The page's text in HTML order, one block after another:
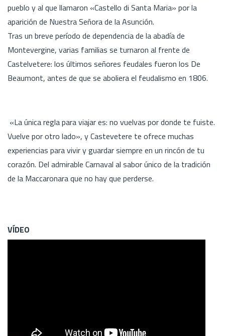
pueblo y al que llamaron «Castello di Santa Maria» por la
aparición de Nuestra Señora de la Asunción.
Tras un breve período de dependencia de la abadía de
Montevergine, varias familias se turnaron al frente de
Castelvetere: los últimos señores feudales fueron los De
Beaumont, antes de que se aboliera el feudalismo en 1806.
«La única regla para viajar es: no vuelvas por donde te fuiste.
Vuelve por otro lado», y Castevetere te ofrece muchas
experiencias para vivir y guardar siempre en un rincón de tu
corazón. Del admirable Carnaval al sabor único de la tradición
de la Maccaronara que no hay que perderse.
VÍDEO